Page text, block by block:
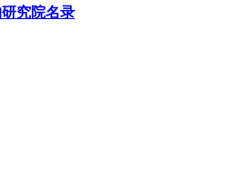
究院名录